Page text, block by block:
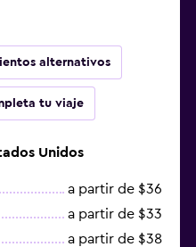
alternativos
tu viaje
Unidos
a partir de $36
a partir de $33
a partir de $38